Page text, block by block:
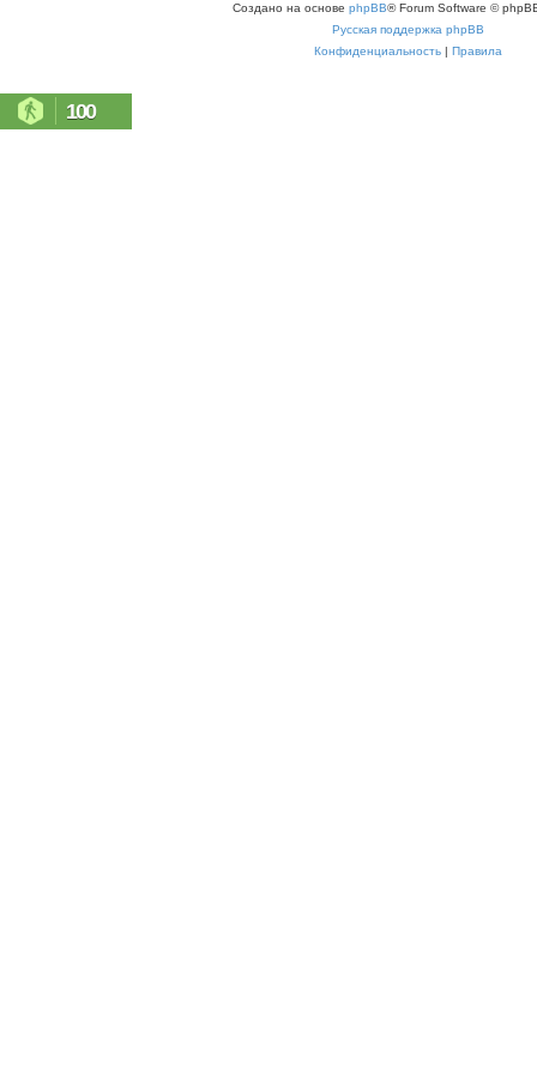
Создано на основе phpBB® Forum Software ©
Русская поддержка phpBB
Конфиденциальность | Правила
100